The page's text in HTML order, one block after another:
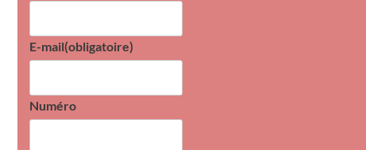
E-mail(obligatoire)
Numéro